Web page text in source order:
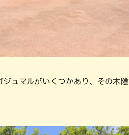
ジュマルがいくつかあり、その木陰